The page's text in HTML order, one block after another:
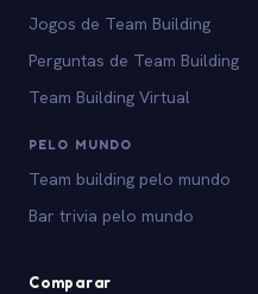
Jogos de Team Building
Perguntas de Team Building
Team Building Virtual
PELO MUNDO
Team building pelo mundo
Bar trivia pelo mundo
Comparar